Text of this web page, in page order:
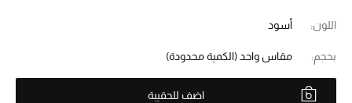
الحقائب النسائية
اللون: أسود
بحجم: مقاس واحد (الكمية محدودة)
اضف للحقيبة